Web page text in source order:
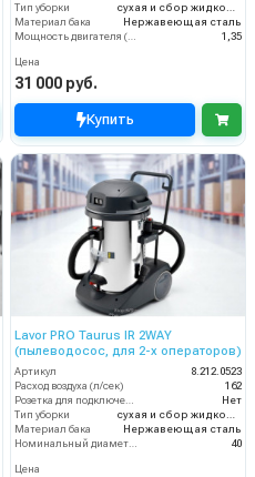
Тип уборки
Материал бака
Нержавеющая сталь
1,35
Цена
31 000 руб.
Купить
Lavor PRO Taurus IR 2WAY
(пылеводосос, для 2-х операторов)
Артикул
8.212.0523
Расход воздуха (л/сек)
162
Розетка для подключения инструмента
Нет
Тип уборки
сухая и сбор жидкостей
Материал бака
Нержавеющая сталь
Номинальный диаметр принадлежностей (мм)
40
Цена